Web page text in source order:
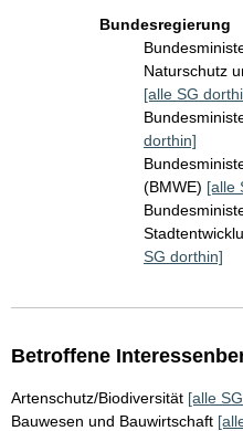
Bundesregierung
Naturschutz
[alle SG
dorthin]
(BMWE) [alle
SG dorthin]
Betroffene
Artenschutz/Biodiversität [alle
Bauwesen und Bauwirtschaft